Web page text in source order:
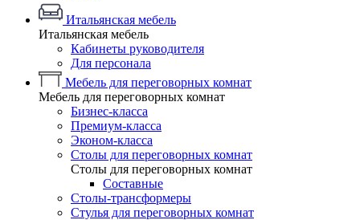
Итальянская мебель
Итальянская мебель
Кабинеты руководителя
Для персонала
Мебель для переговорных комнат
Мебель для переговорных комнат
Бизнес-класса
Премиум-класса
Эконом-класса
Столы для переговорных комнат
Столы для переговорных комнат
Составные
Столы-трансформеры
Стулья для переговорных комнат